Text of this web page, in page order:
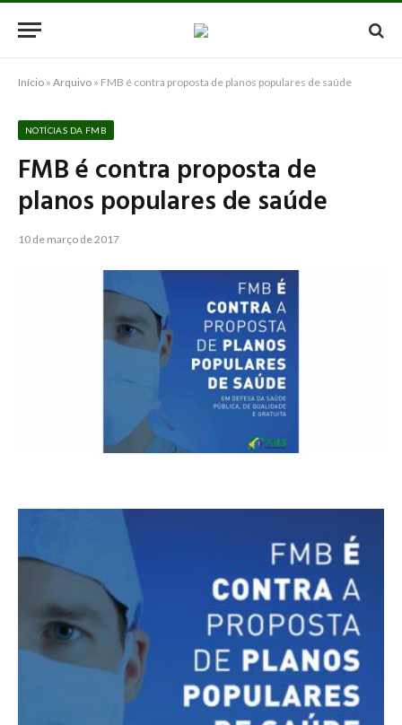
Início » Arquivo » FMB é contra proposta de planos populares de saúde
NOTÍCIAS DA FMB
FMB é contra proposta de
planos populares de saúde
10 de março de 2017